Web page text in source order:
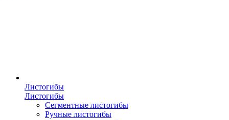
Листогибы
Листогибы
Сегментные листогибы
Ручные листогибы